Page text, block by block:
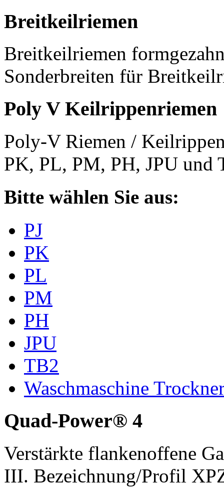
Breitkeilriemen
Breitkeilriemen
Sonderbreiten für
Poly V Keilrippenriemen
Poly-V Riemen /
PK, PL, PM, PH, JPU und
Bitte wählen Sie aus:
PJ
PK
PL
PM
PH
JPU
TB2
Waschmaschine
Quad-Power® 4
Verstärkte flankenoffene
III. Bezeichnung/Profil